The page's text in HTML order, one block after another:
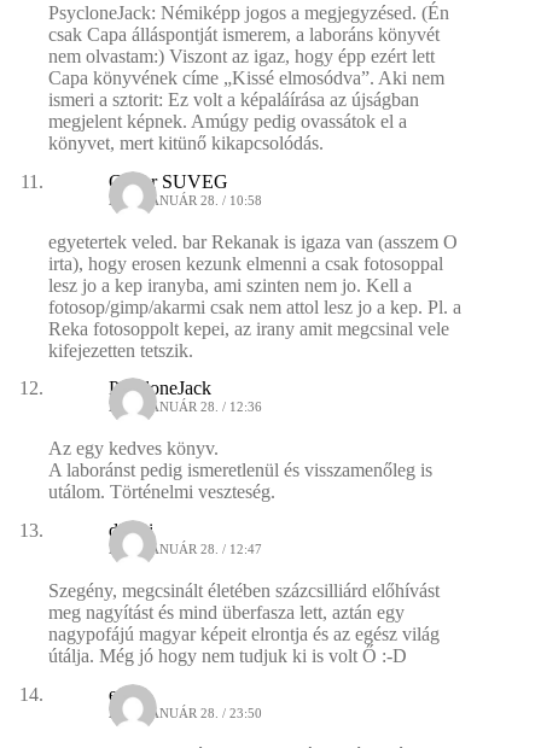
PsycloneJack: Némiképp jogos a megjegyzésed. (Én
csak Capa álláspontját ismerem, a laboráns könyvét
nem olvastam:) Viszont az igaz, hogy épp ezért lett
Capa könyvének címe „Kissé elmosódva”. Aki nem
ismeri a sztorit: Ez volt a képaláírása az újságban
megjelent képnek. Amúgy pedig ovassátok el a
könyvet, mert kitünő kikapcsolódás.
Gabor SUVEG
2009. JANUÁR 28. / 10:58
egyetertek veled. bar Rekanak is igaza van (asszem O
irta), hogy erosen kezunk elmenni a csak fotosoppal
lesz jo a kep iranyba, ami szinten nem jo. Kell a
fotosop/gimp/akarmi csak nem attol lesz jo a kep. Pl. a
Reka fotosoppolt kepei, az irany amit megcsinal vele
kifejezetten tetszik.
PsycloneJack
2009. JANUÁR 28. / 12:36
Az egy kedves könyv.
A laboránst pedig ismeretlenül és visszamenőleg is
utálom. Történelmi veszteség.
dincsi
2009. JANUÁR 28. / 12:47
Szegény, megcsinált életében százcsilliárd előhívást
meg nagyítást és mind überfasza lett, aztán egy
nagypofájú magyar képeit elrontja és az egész világ
útálja. Még jó hogy nem tudjuk ki is volt Ő :-D
e1
2009. JANUÁR 28. / 23:50